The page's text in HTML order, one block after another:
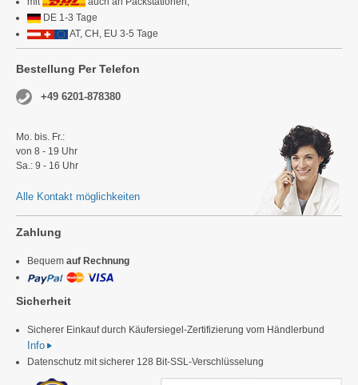
DE 1-3 Tage
AT, CH, EU 3-5 Tage
Bestellung Per Telefon
+49 6201-878380
Mo. bis. Fr.:
von 8 - 19 Uhr
Sa.: 9 - 16 Uhr
Alle Kontakt möglichkeiten
Zahlung
Bequem auf Rechnung
Sicherheit
Sicherer Einkauf durch Käufersiegel-Zertifizierung vom Händlerbund
Info
Datenschutz mit sicherer 128 Bit-SSL-Verschlüsselung